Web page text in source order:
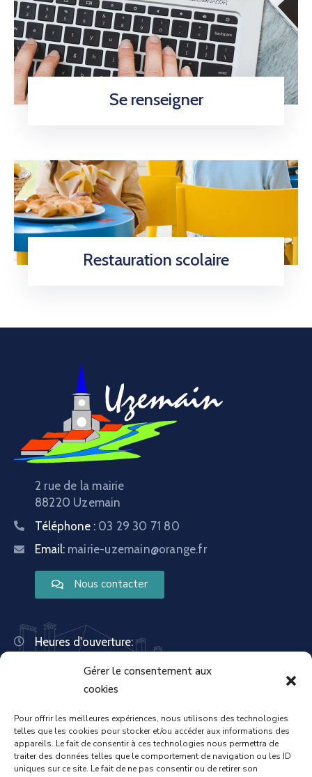
Gérer le consentement aux
cookies
Pour offrir les meilleures expériences, nous utilisons des technologies
telles que les cookies pour stocker et/ou accéder aux informations des
appareils. Le fait de consentir à ces technologies nous permettra de
traiter des données telles que le comportement de navigation ou les ID
uniques sur ce site. Le fait de ne pas consentir ou de retirer son
Se renseigner
Restauration scolaire
2 rue de la mairie
88220 Uzemain
Téléphone : 03 29 30 71 80
Email: mairie-uzemain@orange.fr
Nous contacter
Heures d'ouverture:
Mardi : 13:30 – 18:00
Mercredi : 08:30 – 12:00 | 14:00 – 17:00
Vendredi : 08:30 – 12:00 | 14:00 – 17:00
Samedi : Fermée
Dimanche : Fermée